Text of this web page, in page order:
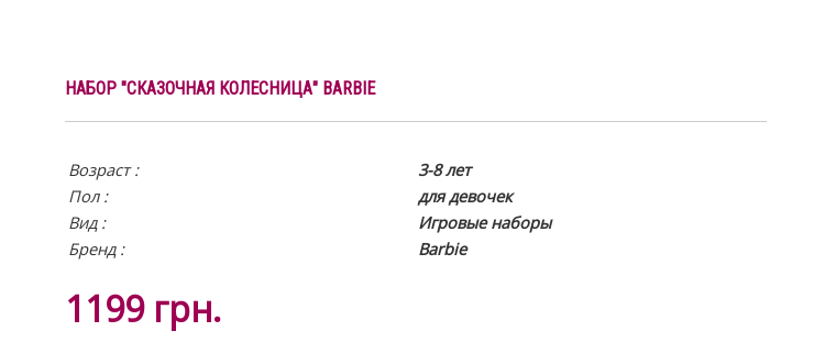
НАБОР "СКАЗОЧНАЯ КОЛЕСНИЦА" BARBIE
Возраст :
3-8 лет
Пол :
для девочек
Вид :
Игровые наборы
Бренд :
Barbie
1199 грн.